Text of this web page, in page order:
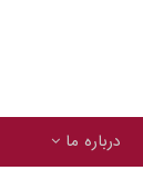
درباره ما